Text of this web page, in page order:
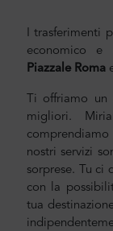
I trasferimenti
economico
Piazzale Roma
Ti offriamo
migliori.
comprendiamo
nostri servizi
sorprese. Tu ci
con la
tua